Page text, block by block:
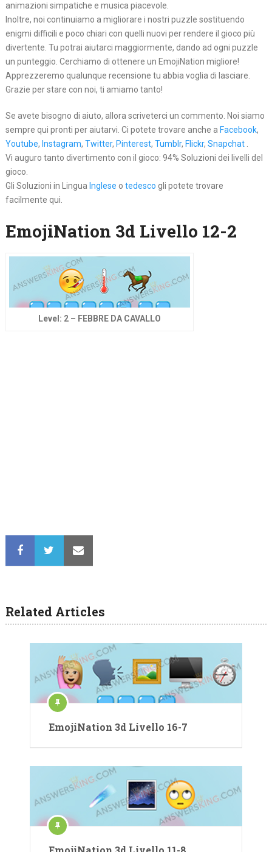
animazioni simpatiche e musica piacevole.
Inoltre, noi continuiamo a migliorare i nostri puzzle sostituendo
enigmi difficili e poco chiari con quelli nuovi per rendere il gioco più
divertente. Tu potrai aiutarci maggiormente, dando ad ogni puzzle
un punteggio. Cerchiamo di ottenere un EmojiNation migliore!
Apprezzeremo qualunque recensione tu abbia voglia di lasciare.
Grazie per stare con noi, ti amiamo tanto!
Se avete bisogno di aiuto, allora scriveterci un commento. Noi siamo
sempre qui pronti per aiutarvi. Ci potete trovare anche a Facebook,
Youtube, Instagram, Twitter, Pinterest, Tumblr, Flickr, Snapchat.
Vi auguro tanto divertimento con il gioco: 94% Soluzioni dei livelli del
gioco.
Gli Soluzioni in Lingua Inglese o tedesco gli potete trovare
facilmente qui.
EmojiNation 3d Livello 12-2
Level: 2 – FEBBRE DA CAVALLO
Related Articles
EmojiNation 3d Livello 16-7